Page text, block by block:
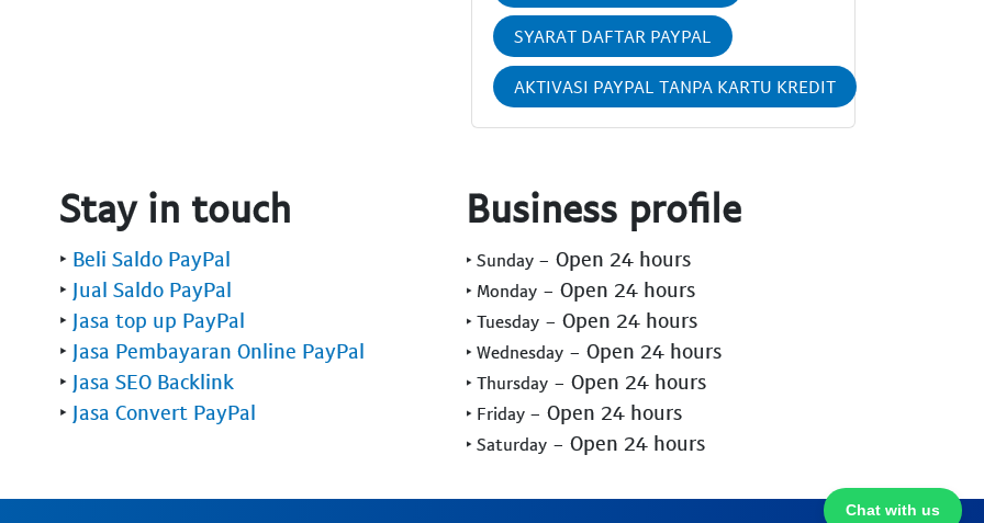
SYARAT DAFTAR PAYPAL
AKTIVASI PAYPAL TANPA KARTU KREDIT
Chat with us
Stay in touch
‣ Beli Saldo PayPal
‣ Jual Saldo PayPal
‣ Jasa top up PayPal
‣ Jasa Pembayaran Online PayPal
‣ Jasa SEO Backlink
‣ Jasa Convert PayPal
Business profile
‣ Sunday - Open 24 hours
‣ Monday - Open 24 hours
‣ Tuesday - Open 24 hours
‣ Wednesday - Open 24 hours
‣ Thursday - Open 24 hours
‣ Friday - Open 24 hours
‣ Saturday - Open 24 hours